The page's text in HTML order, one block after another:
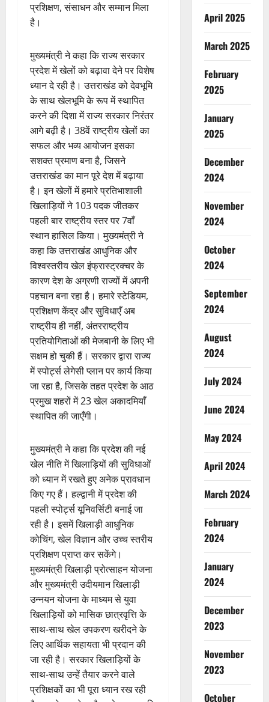
प्रशिक्षण, संसाधन और सम्मान मिला
है।
मुख्यमंत्री ने कहा कि राज्य सरकार
प्रदेश में खेलों को बढ़ावा देने पर विशेष
ध्यान दे रही है। उत्तराखंड को देवभूमि
के साथ खेलभूमि के रूप में स्थापित
करने की दिशा में राज्य सरकार निरंतर
आगे बढ़ी है। 38वें राष्ट्रीय खेलों का
सफल और भव्य आयोजन इसका
सशक्त प्रमाण बना है, जिसने
उत्तराखंड का मान पूरे देश में बढ़ाया
है। इन खेलों में हमारे प्रतिभाशाली
खिलाड़ियों ने 103 पदक जीतकर
पहली बार राष्ट्रीय स्तर पर 7वाँ
स्थान हासिल किया। मुख्यमंत्री ने
कहा कि उत्तराखंड आधुनिक और
विश्वस्तरीय खेल इंफ्रास्ट्रक्चर के
कारण देश के अग्रणी राज्यों में अपनी
पहचान बना रहा है। हमारे स्टेडियम,
प्रशिक्षण केंद्र और सुविधाएँ अब
राष्ट्रीय ही नहीं, अंतरराष्ट्रीय
प्रतियोगिताओं की मेजबानी के लिए भी
सक्षम हो चुकी हैं। सरकार द्वारा राज्य
में स्पोर्ट्स लेगेसी प्लान पर कार्य किया
जा रहा है, जिसके तहत प्रदेश के आठ
प्रमुख शहरों में 23 खेल अकादमियाँ
स्थापित की जाएँगी।
मुख्यमंत्री ने कहा कि प्रदेश की नई
खेल नीति में खिलाड़ियों की सुविधाओं
को ध्यान में रखते हुए अनेक प्रावधान
किए गए हैं। हल्द्वानी में प्रदेश की
पहली स्पोर्ट्स यूनिवर्सिटी बनाई जा
रही है। इसमें खिलाड़ी आधुनिक
कोचिंग, खेल विज्ञान और उच्च स्तरीय
प्रशिक्षण प्राप्त कर सकेंगे।
मुख्यमंत्री खिलाड़ी प्रोत्साहन योजना
और मुख्यमंत्री उदीयमान खिलाड़ी
उन्नयन योजना के माध्यम से युवा
खिलाड़ियों को मासिक छात्रवृत्ति के
साथ-साथ खेल उपकरण खरीदने के
लिए आर्थिक सहायता भी प्रदान की
जा रही है। सरकार खिलाड़ियों के
साथ-साथ उन्हें तैयार करने वाले
प्रशिक्षकों का भी पूरा ध्यान रख रही
April 2025
March 2025
February
2025
January
2025
December
2024
November
2024
October
2024
September
2024
August
2024
July 2024
June 2024
May 2024
April 2024
March 2024
February
2024
January
2024
December
2023
November
2023
October